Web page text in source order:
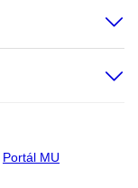
Portál MU